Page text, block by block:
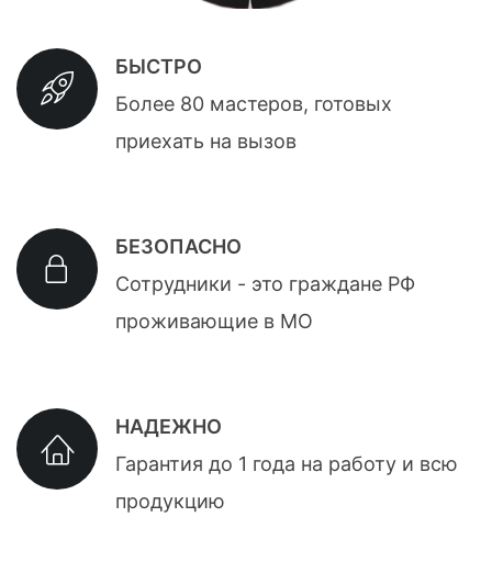
БЫСТРО
Более 80 мастеров, готовых
приехать на вызов
БЕЗОПАСНО
Сотрудники - это граждане РФ
проживающие в МО
НАДЕЖНО
Гарантия до 1 года на работу и всю
продукцию